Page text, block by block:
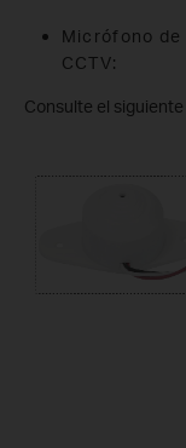
Micrófono
CCTV:
Consulte el